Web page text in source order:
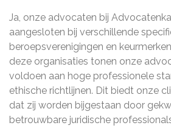
Ja, onze advocaten bij
aangesloten bij verschillende
beroepsverenigingen en
deze organisaties tonen onze
voldoen aan hoge professionele
ethische richtlijnen. Dit biedt onze
dat zij worden bijgestaan door
betrouwbare juridische